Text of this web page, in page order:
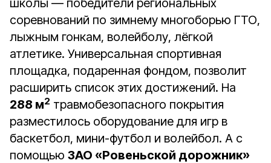
школы ― победители региональных
соревнований по зимнему многоборью ГТО,
лыжным гонкам, волейболу, лёгкой
атлетике. Универсальная спортивная
площадка, подаренная фондом, позволит
расширить список этих достижений. На
288 м2 травмобезопасного покрытия
разместилось оборудование для игр в
баскетбол, мини-футбол и волейбол. А с
помощью ЗАО «Ровеньской дорожник»